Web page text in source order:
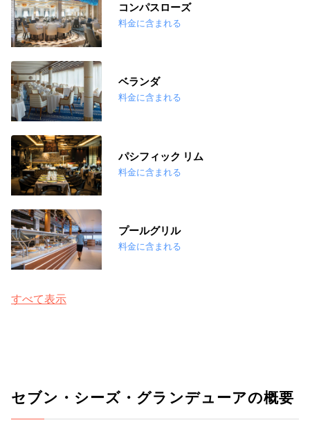
コンパスローズ
料金に含まれる
ベランダ
料金に含まれる
パシフィック リム
料金に含まれる
プールグリル
料金に含まれる
すべて表示
セブン・シーズ・グランデューアの概要